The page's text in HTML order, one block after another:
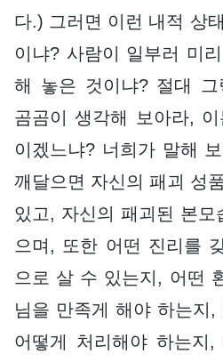
다.) 그러면 이런 내적 상
이냐? 사람이 일부러 미
해 놓은 것이냐? 절대 그
곰곰이 생각해 보아라,
이겠느냐? 너희가 말해
깨달으면 자신의 패괴 성
있고, 자신의 패괴된 본
으며, 또한 어떤 진리를
으로 살 수 있는지, 어떤
님을 만족게 해야 하는지
어떻게 처리해야 하는지